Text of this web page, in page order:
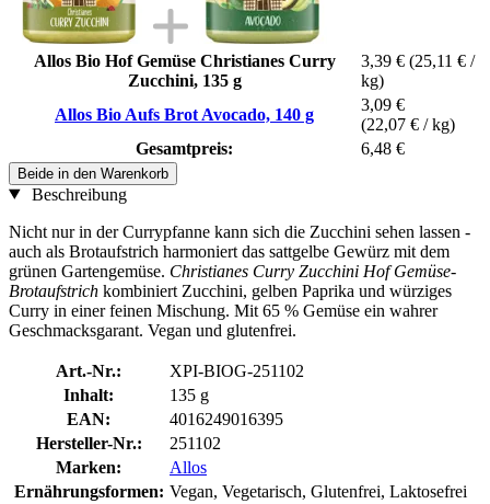
Allos Bio Hof Gemüse Christianes Curry
Zucchini, 135 g
3,39 € (25,11 € /
kg)
Allos Bio Aufs Brot Avocado, 140 g
3,09 €
(22,07 € / kg)
Gesamtpreis:
6,48 €
Beide in den Warenkorb
Beschreibung
Nicht nur in der Currypfanne kann sich die Zucchini sehen lassen -
auch als Brotaufstrich harmoniert das sattgelbe Gewürz mit dem
grünen Gartengemüse. Christianes Curry Zucchini Hof Gemüse-
Brotaufstrich kombiniert Zucchini, gelben Paprika und würziges
Curry in einer feinen Mischung. Mit 65 % Gemüse ein wahrer
Geschmacksgarant. Vegan und glutenfrei.
Art.-Nr.:
XPI-BIOG-251102
Inhalt:
135 g
EAN:
4016249016395
Hersteller-Nr.:
251102
Marken:
Allos
Ernährungsformen: Vegan, Vegetarisch, Glutenfrei, Laktosefrei